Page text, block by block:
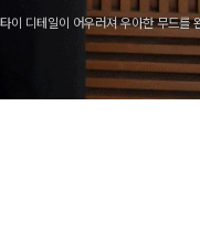
이 디테일이 어우러져 우아한 무드를
리룩부터 출근룩, 하객룩까지 세련된